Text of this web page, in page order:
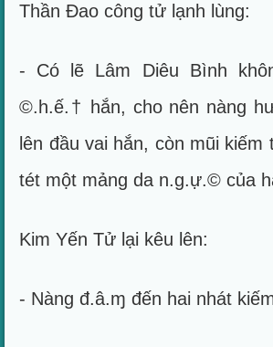
Thần Đao công tử lạnh lùng:
- Có lẽ Lâm Diêu Bình
©.h.ế.† hắn, cho nên nàng
lên đầu vai hắn, còn mũi kiếm
tét một mảng da n.g.ự.© của
Kim Yến Tử lại kêu lên:
- Nàng đ.â.ɱ đến hai nhát